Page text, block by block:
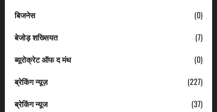
बिजनेस
(0)
बेजोड़ शख्सियत
(7)
ब्यूरोक्रेट ऑफ द मंथ
(0)
ब्रेकिंग न्यूज़
(227)
ब्रेकिंग न्यूज
(37)